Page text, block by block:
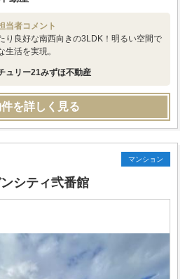
当者コメント
り良好な南西向きの3LDK！明るい空間で
生活を実現。
ュリー21みずほ不動産
を詳しく見る
マンション
シティ弐番館